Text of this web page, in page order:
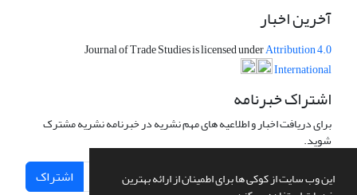
این وب سایت از کوکی ها برای اطمینان از ارائه بهترین
آخرین اخبار
Journal of Trade Studies is licensed underAttribution 4.0
International
اشتراک خبرنامه
برای دریافت اخبار و اطلاعیه های مهم نشریه در خبرنامه نشریه مشترک
شوید.
اشتراک